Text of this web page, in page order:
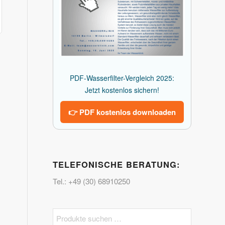
PDF-Wasserfilter-Vergleich 2025:
Jetzt kostenlos sichern!
👉 PDF kostenlos downloaden
TELEFONISCHE BERATUNG:
Tel.: +49 (30) 68910250